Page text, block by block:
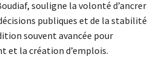
souligne la volonté d’ancrer
publiques et de la stabilité
souvent avancée pour
et la création d’emplois.